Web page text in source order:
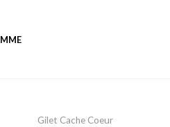
Gilet Cache Coeur